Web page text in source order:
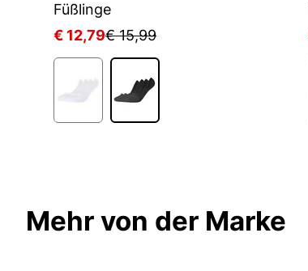
Füßlinge
€ 12,79€ 15,99
Mehr von der Marke